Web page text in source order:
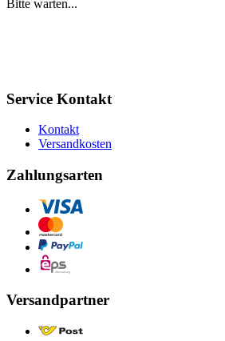
Bitte warten...
Service Kontakt
Kontakt
Versandkosten
Zahlungsarten
Versandpartner